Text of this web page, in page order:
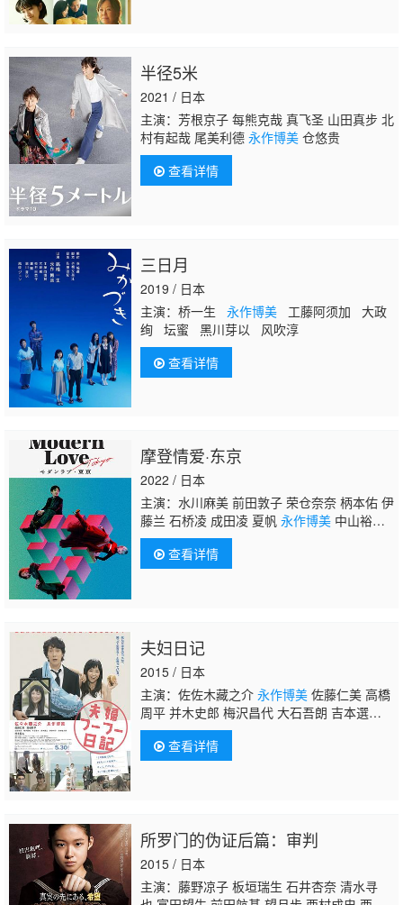
半径5米
2021 / 日本
主演：芳根京子 每熊克哉 真飞圣 山田真步 北
村有起哉 尾美利德 永作博美仓悠贵
查看详情
三日月
2019 / 日本
主演：桥一生 永作博美工藤阿须加 大政
绚 坛蜜 黑川芽以 风吹淳
查看详情
摩登情爱·东京
2022 / 日本
主演：水川麻美 前田敦子 荣仓奈奈 柄本佑 伊
藤兰 石桥凌 成田凌 夏帆 永作博美中山裕
介 娜奥米·斯科特 池松壮亮 黑木华 洼田正
孝 松本若菜 寺岛忍 梶芽衣子 藤原季节 三浦
透子 国村隼
查看详情
夫妇日记
2015 / 日本
主演：佐佐木藏之介 永作博美佐藤仁美 高橋
周平 并木史郎 梅沢昌代 大石吾朗 吉本選
江 宇野祥平 小市慢太郎 杉本哲太
查看详情
所罗门的伪证后篇：审判
2015 / 日本
主演：藤野凉子 板垣瑞生 石井杏奈 清水寻